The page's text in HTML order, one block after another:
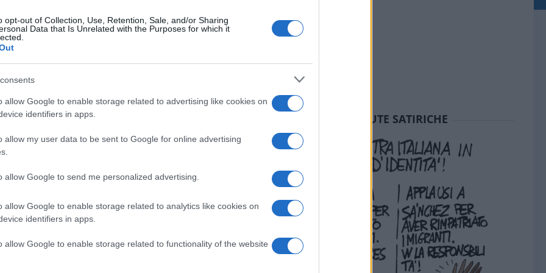
opt-out of Collection, Use, Retention, Sale, and/or Sharing
Data that Is Unrelated with the Purposes for which it
allow Google to enable storage related to advertising like cookies on
identifiers in apps.
allow my user data to be sent to Google for online advertising
allow Google to send me personalized advertising.
allow Google to enable storage related to analytics like cookies on
identifiers in apps.
allow Google to enable storage related to functionality of the website
CLICCA QUI
da due anni ha visto la sua vita
ordini e non più di scelte coscienziose),
6 mesi!
SEDUTE SATIRICHE